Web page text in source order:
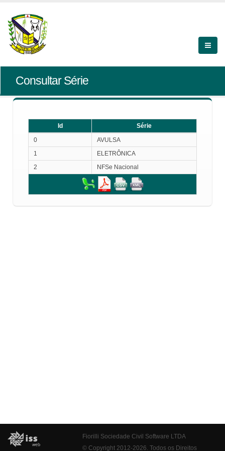
Consultar Série
Id
Série
0
AVULSA
1
ELETRÔNICA
2
NFSe Nacional
Fiorilli Sociedade Civil Software LTDA
© Copyright 2012-2026. Todos os Direitos